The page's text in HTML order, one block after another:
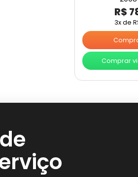
R$
3x de
Comprar